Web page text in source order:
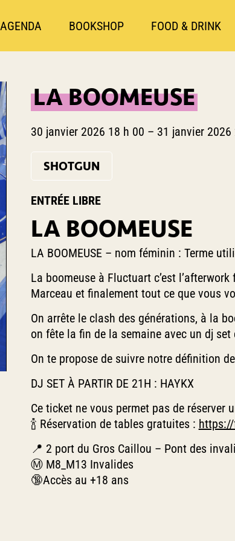
AGENDA BOOKSHOP FOOD & DRINK
LA BOOMEUSE
30 janvier 2026 18 h 00 – 31 janvier
SHOTGUN
ENTRÉE LIBRE
LA BOOMEUSE
LA BOOMEUSE – nom féminin : Terme
La boomeuse à Fluctuart c’est
Marceau et finalement tout ce que vous
On arrête le clash des générations, à la
on fête la fin de la semaine avec un dj
On te propose de suivre notre définition
DJ SET À PARTIR DE 21H : HAYKX
Ce ticket ne vous permet pas de réserver
🍾 Réservation de tables gratuites :
📍 2 port du Gros Caillou – Pont des
Ⓜ️ M8_M13 Invalides
🔞Accès au +18 ans